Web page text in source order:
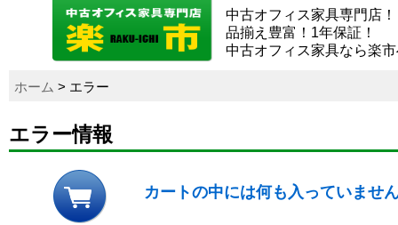
中古オフィス家具専門店！
品揃え豊富！1年保証！
中古オフィス家具なら楽
ホーム > エラー
エラー情報
カートの中には何も入っていませ